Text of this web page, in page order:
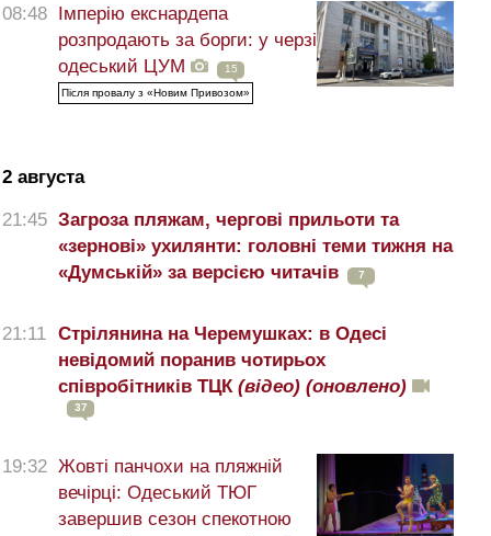
08:48
Імперію екснардепа
розпродають за борги: у черзі
одеський ЦУМ
15
Після провалу з «Новим Привозом»
2 августа
21:45 Загроза пляжам, чергові прильоти та
«зернові» ухилянти: головні теми тижня на
«Думській» за версією читачів
7
21:11 Стрілянина на Черемушках: в Одесі
невідомий поранив чотирьох
співробітників ТЦК (відео) (оновлено)
37
19:32 Жовті панчохи на пляжній
вечірці: Одеський ТЮГ
завершив сезон спекотною